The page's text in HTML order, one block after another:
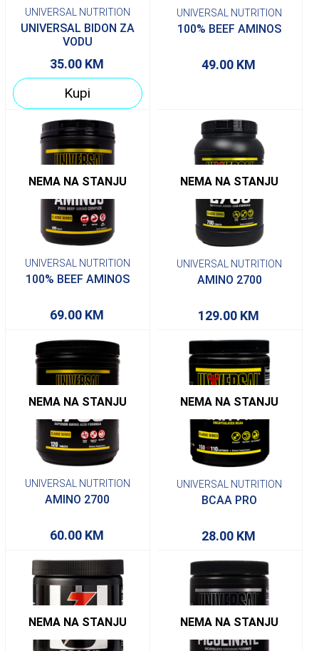
UNIVERSAL NUTRITION
UNIVERSAL BIDON ZA
VODU
35.00 KM
Kupi
UNIVERSAL NUTRITION
100% BEEF AMINOS
49.00 KM
NEMA NA STANJU
UNIVERSAL NUTRITION
100% BEEF AMINOS
69.00 KM
NEMA NA STANJU
UNIVERSAL NUTRITION
AMINO 2700
129.00 KM
NEMA NA STANJU
UNIVERSAL NUTRITION
AMINO 2700
60.00 KM
NEMA NA STANJU
UNIVERSAL NUTRITION
BCAA PRO
28.00 KM
NEMA NA STANJU NEMA NA STANJU